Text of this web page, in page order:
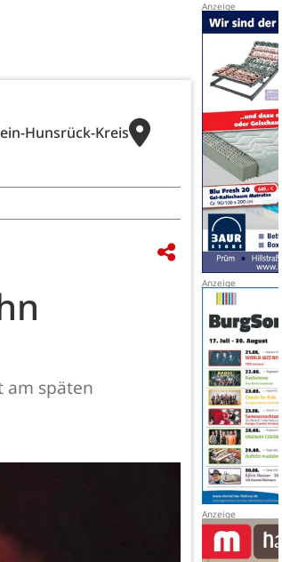
Hunsrück-Kreis
am späten